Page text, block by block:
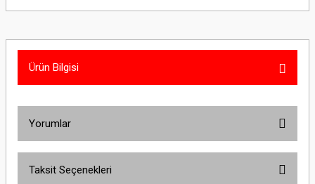
Ürün Bilgisi
Yorumlar
Taksit Seçenekleri